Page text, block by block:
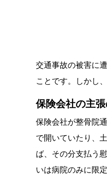
交通事故の被害に
ことです。しかし
保険会社の主
保険会社が整骨院
で開いていたり、
ば、その分支払う
いは病院のみに限